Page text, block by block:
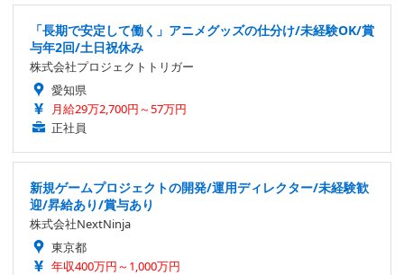
「長期で安定して働く」アニメグッズの仕分け/未経験OK/賞
与年2回/土日祝休み
株式会社プロジェクトトリガー
愛知県
月給29万2,700円～57万円
正社員
新規ゲームプロジェクトの開発/運用ディレクター/未経験歓
迎/昇給あり/賞与あり
株式会社NextNinja
東京都
年収400万円～1,000万円